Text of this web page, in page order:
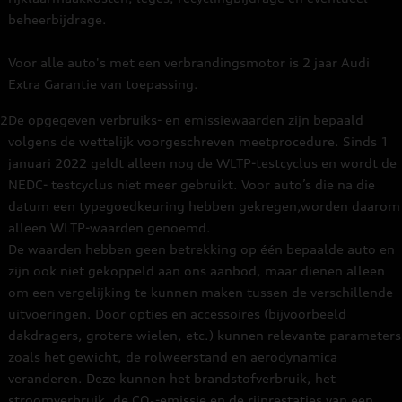
beheerbijdrage.
Voor alle auto's met een verbrandingsmotor is 2 jaar Audi
Extra Garantie van toepassing.
2De opgegeven verbruiks- en emissiewaarden zijn bepaald
volgens de wettelijk voorgeschreven meetprocedure. Sinds 1
januari 2022 geldt alleen nog de WLTP-testcyclus en wordt de
NEDC- testcyclus niet meer gebruikt. Voor auto’s die na die
datum een typegoedkeuring hebben gekregen,worden daarom
alleen WLTP-waarden genoemd.
De waarden hebben geen betrekking op één bepaalde auto en
zijn ook niet gekoppeld aan ons aanbod, maar dienen alleen
om een vergelijking te kunnen maken tussen de verschillende
uitvoeringen. Door opties en accessoires (bijvoorbeeld
dakdragers, grotere wielen, etc.) kunnen relevante parameters
zoals het gewicht, de rolweerstand en aerodynamica
veranderen. Deze kunnen het brandstofverbruik, het